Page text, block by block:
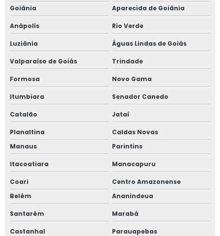
Goiânia
Aparecida de Goiânia
Anápolis Rio Verde
Luziânia Águas Lindas de Goiás
Valparaíso de Goiás Trindade
Formosa Novo Gama
Itumbiara Senador Canedo
Catalão Jataí
Planaltina
Caldas Novas
Manaus
Parintins
Itacoatiara Manacapuru
Coari
Centro Amazonense
Belém
Ananindeua
Santarém Marabá
Castanhal Parauapebas